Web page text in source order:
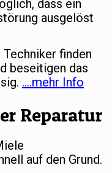
dass ein
ausgelöst
finden
beseitigen das
….mehr Info
Reparatur
auf den Grund.